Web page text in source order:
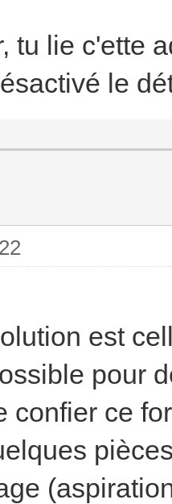
tu lie c'ette
le
est
pour
confier ce